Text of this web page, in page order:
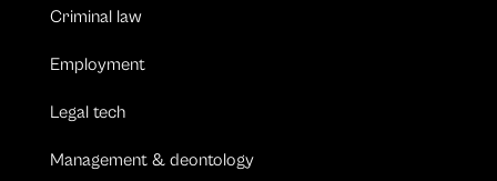
Criminal law
Employment
Legal tech
Management & deontology